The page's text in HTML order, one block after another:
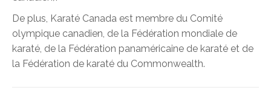
De plus, Karaté Canada est membre du Comité
olympique canadien, de la Fédération mondiale de
karaté, de la Fédération panaméricaine de karaté et de
la Fédération de karaté du Commonwealth.